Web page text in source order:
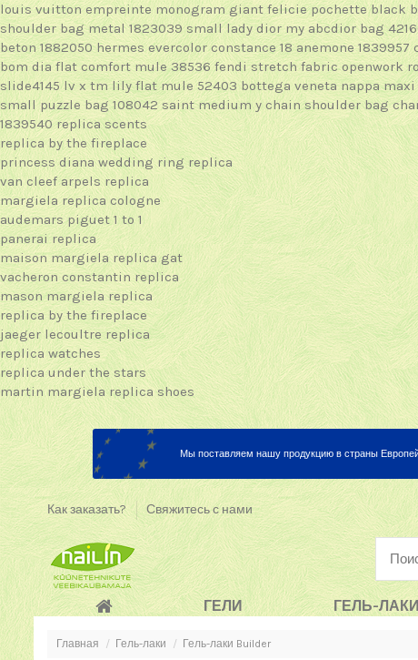
louis vuitton empreinte monogram giant felicie pochette black
shoulder bag metal 1823039 small lady dior my abcdior bag
beton 1882050 hermes evercolor constance 18 anemone 1839957
bom dia flat comfort mule 38536 fendi stretch fabric openwork
slide4145 lv x tm lily flat mule 52403 bottega veneta nappa
small puzzle bag 108042 saint medium y chain shoulder bag
1839540 replica scents
replica by the fireplace
princess diana wedding ring replica
van cleef arpels replica
margiela replica cologne
audemars piguet 1 to 1
panerai replica
maison margiela replica gat
vacheron constantin replica
mason margiela replica
replica by the fireplace
jaeger lecoultre replica
replica watches
replica under the stars
martin margiela replica shoes
Мы поставляем нашу продукцию в страны
Как заказать? Свяжитесь с нами
ГЕЛИ ГЕЛЬ-
Главная Гель-лаки Гель-лаки Builder